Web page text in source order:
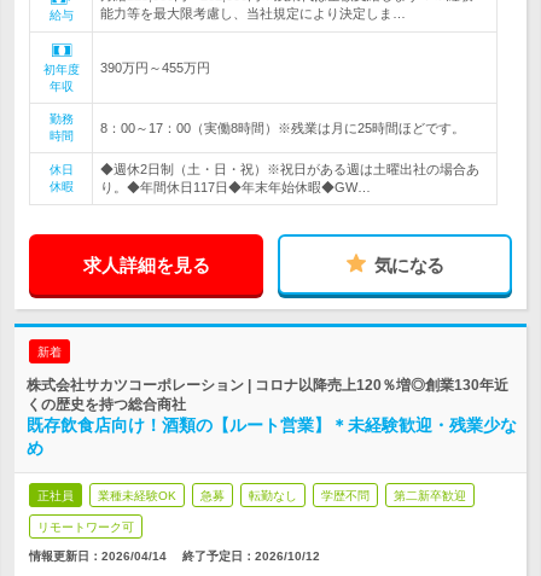
給与
能力等を最大限考慮し、当社規定により決定しま…
初年度
年収
390万円～455万円
勤務
時間
8：00～17：00（実働8時間）※残業は月に25時間ほどです。
休日
休暇
◆週休2日制（土・日・祝）※祝日がある週は土曜出社の場合あ
り。◆年間休日117日◆年末年始休暇◆GW…
求人詳細を見る 気になる
新着
株式会社サカツコーポレーション | コロナ以降売上120％増◎創業130年近
くの歴史を持つ総合商社
既存飲食店向け！酒類の【ルート営業】＊未経験歓迎・残業少な
め
正社員 業種未経験OK 急募 転勤なし 学歴不問 第二新卒歓迎
リモートワーク可
情報更新日：2026/04/14 終了予定日： 2026/10/12